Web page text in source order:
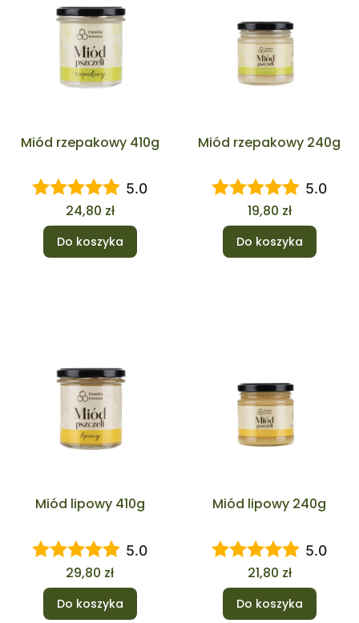
Miód rzepakowy 410g
5.0
Cena
24,80 zł
Do koszyka
Miód rzepakowy 240g
5.0
Cena
19,80 zł
Do koszyka
Miód lipowy 410g
5.0
Cena
29,80 zł
Do koszyka
Miód lipowy 240g
5.0
Cena
21,80 zł
Do koszyka